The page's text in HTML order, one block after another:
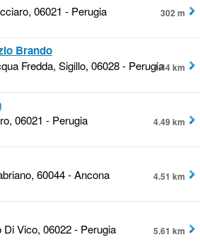
06021 - Perugia
302 m
Brando
Fredda, Sigillo, 06028 - Perugia4.44 km
06021 - Perugia
4.49 km
60044 - Ancona
4.51 km
Vico, 06022 - Perugia
5.61 km